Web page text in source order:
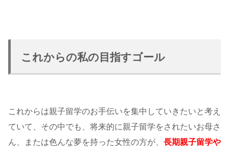
これからの私の目指すゴール
これからは親子留学のお手伝いを集中していきたいと考え
ていて、その中でも、将来的に親子留学をされたいお母さ
ん、または色んな夢を持った女性の方が、 長期親子留学や